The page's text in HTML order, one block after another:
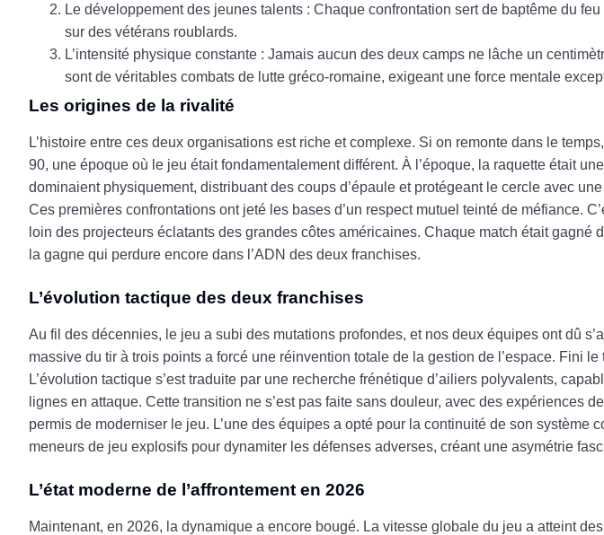
Le développement des jeunes talents : Chaque confrontation sert de baptême du
sur des vétérans roublards.
L’intensité physique constante : Jamais aucun des deux camps ne lâche un
sont de véritables combats de lutte gréco-romaine, exigeant une force mentale
Les origines de la rivalité
L’histoire entre ces deux organisations est riche et complexe. Si on remonte dans le
90, une époque où le jeu était fondamentalement différent. À l’époque, la raquette était
dominaient physiquement, distribuant des coups d’épaule et protégeant le cercle avec
Ces premières confrontations ont jeté les bases d’un respect mutuel teinté de méfiance.
loin des projecteurs éclatants des grandes côtes américaines. Chaque match était gagné
la gagne qui perdure encore dans l’ADN des deux franchises.
L’évolution tactique des deux franchises
Au fil des décennies, le jeu a subi des mutations profondes, et nos deux équipes ont dû
massive du tir à trois points a forcé une réinvention totale de la gestion de l’espace. Fini
L’évolution tactique s’est traduite par une recherche frénétique d’ailiers polyvalents,
lignes en attaque. Cette transition ne s’est pas faite sans douleur, avec des expériences
permis de moderniser le jeu. L’une des équipes a opté pour la continuité de son système
meneurs de jeu explosifs pour dynamiter les défenses adverses, créant une asymétrie
L’état moderne de l’affrontement en 2026
Maintenant, en 2026, la dynamique a encore bougé. La vitesse globale du jeu a atteint